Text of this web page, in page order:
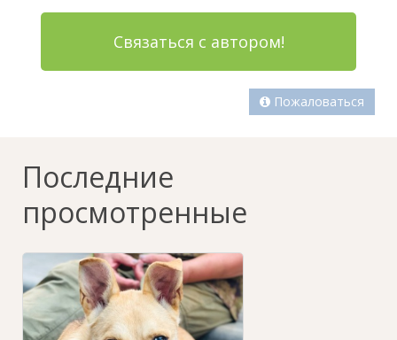
Связаться с автором!
Пожаловаться
Последние
просмотренные